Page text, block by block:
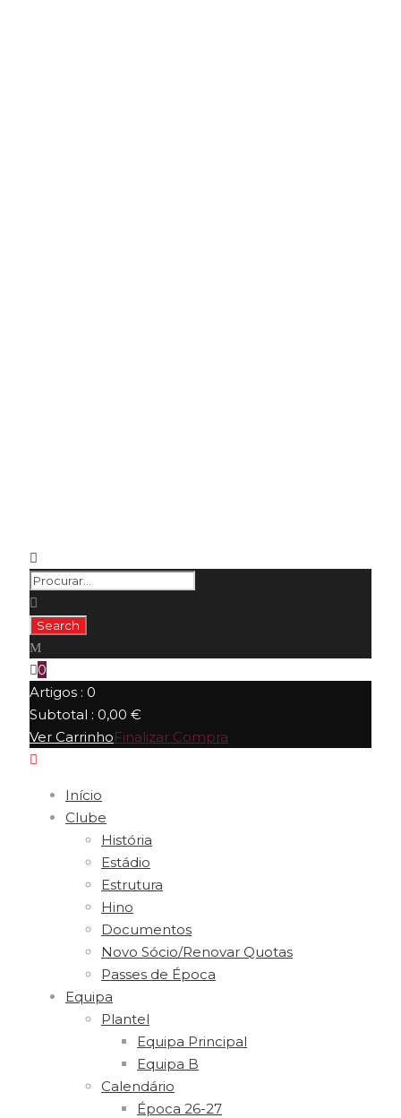
0
Artigos : 0
Subtotal : 0,00 €
Ver CarrinhoFinalizar Compra
Início
Clube
História
Estádio
Estrutura
Hino
Documentos
Novo Sócio/Renovar Quotas
Passes de Época
Equipa
Plantel
Equipa Principal
Equipa B
Calendário
Época 26-27